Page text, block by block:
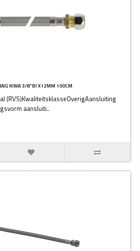
KIWA 3/8"BI X12MM 100CM
(RVS)KwaliteitsklasseOverigAansluiting
aansluiti..